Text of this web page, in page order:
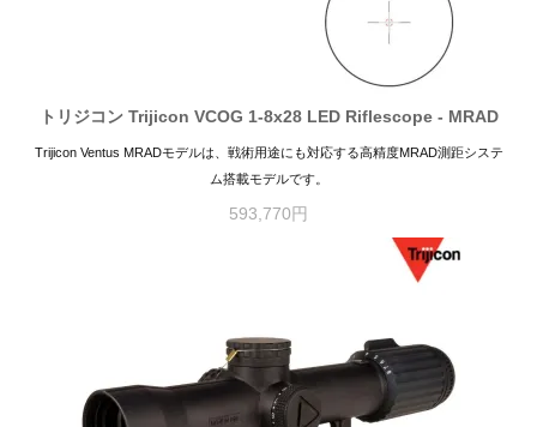
トリジコン Trijicon VCOG 1-8x28 LED Riflescope - MRAD
Trijicon Ventus MRADモデルは、戦術用途にも対応する高精度MRAD測距システ
ム搭載モデルです。
593,770円